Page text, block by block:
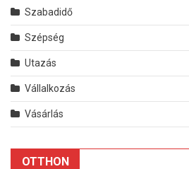
Szabadidő
Szépség
Utazás
Vállalkozás
Vásárlás
OTTHON